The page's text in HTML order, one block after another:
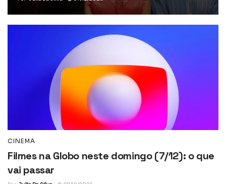
CINEMA
Filmes na Globo neste domingo (7/12): o que
vai passar